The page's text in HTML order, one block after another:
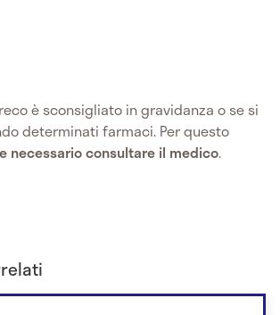
è sconsigliato in gravidanza o se si
determinati farmaci. Per questo
necessario consultare il medico.